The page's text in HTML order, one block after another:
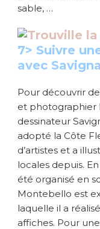
sable, …
7> Suivre
avec
Pour découvrir
et photographier
dessinateur
adopté la Côte
d’artistes et a
locales depuis.
été organisé en
Montebello est
laquelle il a
affiches. Pour